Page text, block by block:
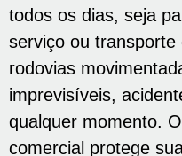
todos os dias, seja
serviço ou
rodovias
imprevisíveis,
qualquer momento.
comercial protege